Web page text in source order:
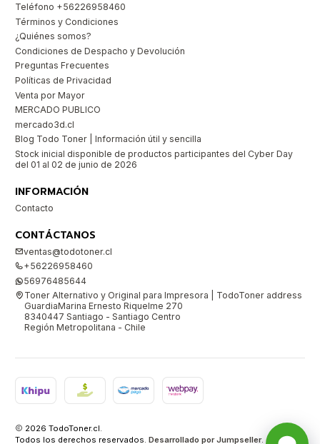
Teléfono +56226958460
Términos y Condiciones
¿Quiénes somos?
Condiciones de Despacho y Devolución
Preguntas Frecuentes
Políticas de Privacidad
Venta por Mayor
MERCADO PUBLICO
mercado3d.cl
Blog Todo Toner | Información útil y sencilla
Stock inicial disponible de productos participantes del Cyber Day
del 01 al 02 de junio de 2026
INFORMACIÓN
Contacto
CONTÁCTANOS
ventas@todotoner.cl
+56226958460
56976485644
Toner Alternativo y Original para Impresora | TodoToner address
GuardiaMarina Ernesto Riquelme 270
8340447 Santiago - Santiago Centro
Región Metropolitana - Chile
2026 TodoToner.cl.
Todos los derechos reservados. Desarrollado por Jumpseller.